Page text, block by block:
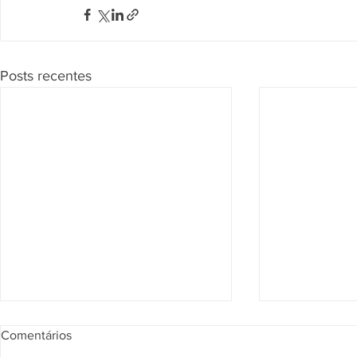
Posts recentes
Comentários